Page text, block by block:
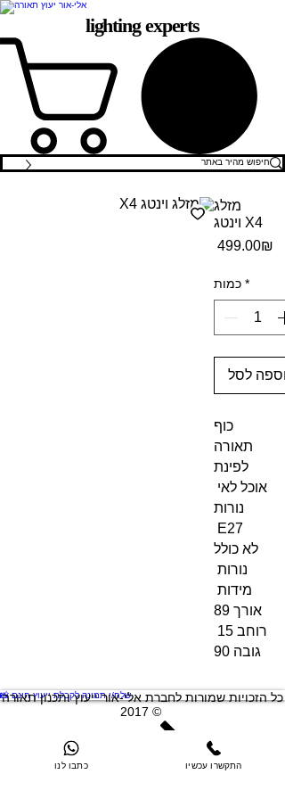
lighting experts
מזלג
וינטג X4
‏499.00 ‏₪
כמות *
לסל
כוף
תאורה
לפינת
אוכל לאי
נורות
E27
לא כולל
נורות
מידות
אורך 89
רוחב 15
גובה 90
📸 שלח/י תמונה לקבלת ייעוץ חינם
כל הזכויות שמורות לחברת אלי-אור ייעוץ ותכנון תאורה
2017 ©
כתבו לנו התקשרו עכשיו